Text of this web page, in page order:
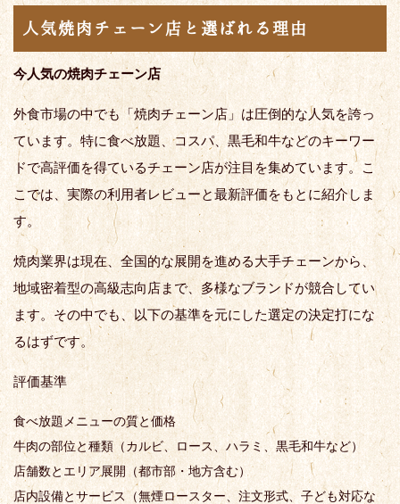
人気焼肉チェーン店と選ばれる理由
今人気の焼肉チェーン店
外食市場の中でも「焼肉チェーン店」は圧倒的な人気を誇っ
ています。特に食べ放題、コスパ、黒毛和牛などのキーワー
ドで高評価を得ているチェーン店が注目を集めています。こ
こでは、実際の利用者レビューと最新評価をもとに紹介しま
す。
焼肉業界は現在、全国的な展開を進める大手チェーンから、
地域密着型の高級志向店まで、多様なブランドが競合してい
ます。その中でも、以下の基準を元にした選定の決定打にな
るはずです。
評価基準
食べ放題メニューの質と価格
牛肉の部位と種類（カルビ、ロース、ハラミ、黒毛和牛など）
店舗数とエリア展開（都市部・地方含む）
店内設備とサービス（無煙ロースター、注文形式、子ども対応な